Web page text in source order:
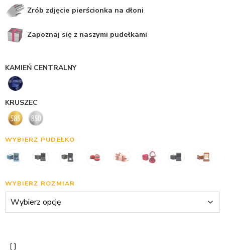
Zrób zdjęcie pierścionka na dłoni
Zapoznaj się z naszymi pudełkami
KAMIEŃ CENTRALNY
KRUSZEC
WYBIERZ PUDEŁKO
WYBIERZ ROZMIAR